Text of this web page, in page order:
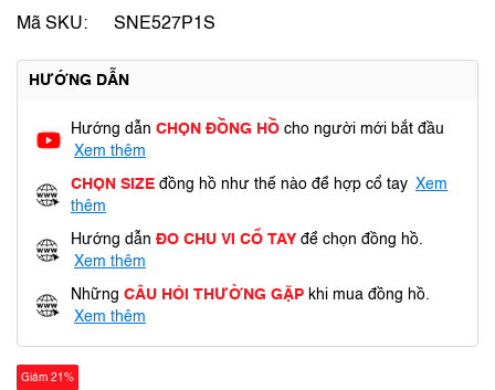
Mã SKU: SNE527P1S
HƯỚNG DẪN
Hướng dẫn CHỌN ĐỒNG HỒ cho người mới bắt đầu
Xem thêm
CHỌN SIZE đồng hồ như thế nào để hợp cổ tay Xem
thêm
Hướng dẫn ĐO CHU VI CỔ TAY để chọn đồng hồ.
Xem thêm
Những CÂU HỎI THƯỜNG GẶP khi mua đồng hồ.
Xem thêm
Giảm 21%